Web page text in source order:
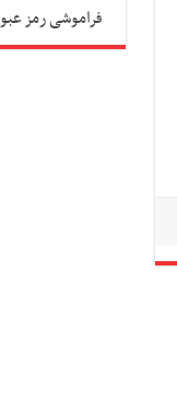
فراموشی رمز